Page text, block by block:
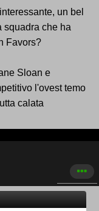
un bel
squadra che ha
Favors?
Sloan e
l'ovest temo
calata